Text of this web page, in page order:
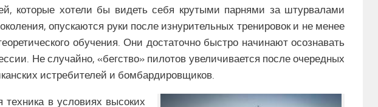
которые хотели бы видеть себя крутыми парнями за штурвалами
опускаются руки после изнурительных тренировок и не менее
обучения. Они достаточно быстро начинают осознавать
Не случайно, «бегство» пилотов увеличивается после очередных
истребителей и бомбардировщиков.
техника в условиях высоких